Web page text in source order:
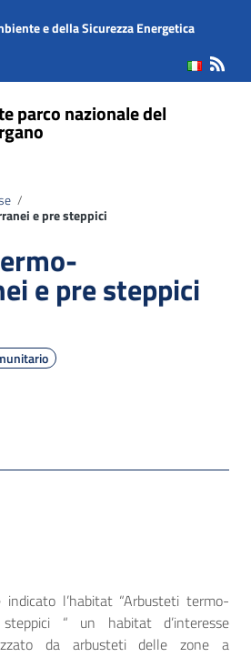
e della Sicurezza Energetica
parco nazionale del
/
e pre steppici
e pre steppici
l’habitat “Arbusteti termo-
“ un habitat d’interesse
da arbusteti delle zone a